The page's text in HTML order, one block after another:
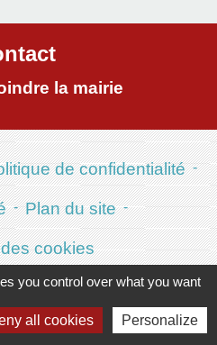
la mairie
de confidentialité -
- Plan du site -
cookies
avec Réseau des Communes
you control over what you want
all cookies Personalize